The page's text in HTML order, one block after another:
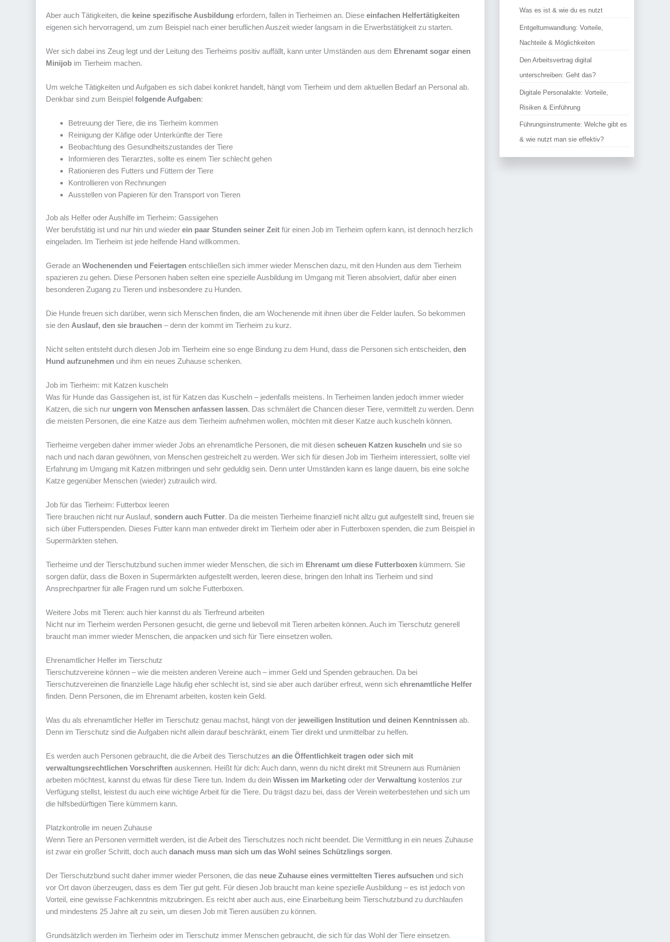
Aber auch Tätigkeiten, die keine spezifische Ausbildung erfordern, fallen in Tierheimen an. Diese einfachen Helfertätigkeiten
eigenen sich hervorragend, um zum Beispiel nach einer beruflichen Auszeit wieder langsam in die Erwerbstätigkeit zu starten.
Wer sich dabei ins Zeug legt und der Leitung des Tierheims positiv auffällt, kann unter Umständen aus dem Ehrenamt sogar einen
Minijob im Tierheim machen.
Um welche Tätigkeiten und Aufgaben es sich dabei konkret handelt, hängt vom Tierheim und dem aktuellen Bedarf an Personal ab.
Denkbar sind zum Beispiel folgende Aufgaben:
Betreuung der Tiere, die ins Tierheim kommen
Reinigung der Käfige oder Unterkünfte der Tiere
Beobachtung des Gesundheitszustandes der Tiere
Informieren des Tierarztes, sollte es einem Tier schlecht gehen
Rationieren des Futters und Füttern der Tiere
Kontrollieren von Rechnungen
Ausstellen von Papieren für den Transport von Tieren
Job als Helfer oder Aushilfe im Tierheim: Gassigehen
Wer berufstätig ist und nur hin und wieder ein paar Stunden seiner Zeit für einen Job im Tierheim opfern kann, ist dennoch herzlich
eingeladen. Im Tierheim ist jede helfende Hand willkommen.
Gerade an Wochenenden und Feiertagen entschließen sich immer wieder Menschen dazu, mit den Hunden aus dem Tierheim
spazieren zu gehen. Diese Personen haben selten eine spezielle Ausbildung im Umgang mit Tieren absolviert, dafür aber einen
besonderen Zugang zu Tieren und insbesondere zu Hunden.
Die Hunde freuen sich darüber, wenn sich Menschen finden, die am Wochenende mit ihnen über die Felder laufen. So bekommen
sie den Auslauf, den sie brauchen – denn der kommt im Tierheim zu kurz.
Nicht selten entsteht durch diesen Job im Tierheim eine so enge Bindung zu dem Hund, dass die Personen sich entscheiden, den
Hund aufzunehmen und ihm ein neues Zuhause schenken.
Job im Tierheim: mit Katzen kuscheln
Was für Hunde das Gassigehen ist, ist für Katzen das Kuscheln – jedenfalls meistens. In Tierheimen landen jedoch immer wieder
Katzen, die sich nur ungern von Menschen anfassen lassen. Das schmälert die Chancen dieser Tiere, vermittelt zu werden. Denn
die meisten Personen, die eine Katze aus dem Tierheim aufnehmen wollen, möchten mit dieser Katze auch kuscheln können.
Tierheime vergeben daher immer wieder Jobs an ehrenamtliche Personen, die mit diesen scheuen Katzen kuscheln und sie so
nach und nach daran gewöhnen, von Menschen gestreichelt zu werden. Wer sich für diesen Job im Tierheim interessiert, sollte viel
Erfahrung im Umgang mit Katzen mitbringen und sehr geduldig sein. Denn unter Umständen kann es lange dauern, bis eine solche
Katze gegenüber Menschen (wieder) zutraulich wird.
Job für das Tierheim: Futterbox leeren
Tiere brauchen nicht nur Auslauf, sondern auch Futter. Da die meisten Tierheime finanziell nicht allzu gut aufgestellt sind, freuen sie
sich über Futterspenden. Dieses Futter kann man entweder direkt im Tierheim oder aber in Futterboxen spenden, die zum Beispiel in
Supermärkten stehen.
Tierheime und der Tierschutzbund suchen immer wieder Menschen, die sich im Ehrenamt um diese Futterboxen kümmern. Sie
sorgen dafür, dass die Boxen in Supermärkten aufgestellt werden, leeren diese, bringen den Inhalt ins Tierheim und sind
Ansprechpartner für alle Fragen rund um solche Futterboxen.
Weitere Jobs mit Tieren: auch hier kannst du als Tierfreund arbeiten
Nicht nur im Tierheim werden Personen gesucht, die gerne und liebevoll mit Tieren arbeiten können. Auch im Tierschutz generell
braucht man immer wieder Menschen, die anpacken und sich für Tiere einsetzen wollen.
Ehrenamtlicher Helfer im Tierschutz
Tierschutzvereine können – wie die meisten anderen Vereine auch – immer Geld und Spenden gebrauchen. Da bei
Tierschutzvereinen die finanzielle Lage häufig eher schlecht ist, sind sie aber auch darüber erfreut, wenn sich ehrenamtliche Helfer
finden. Denn Personen, die im Ehrenamt arbeiten, kosten kein Geld.
Was du als ehrenamtlicher Helfer im Tierschutz genau machst, hängt von der jeweiligen Institution und deinen Kenntnissen ab.
Denn im Tierschutz sind die Aufgaben nicht allein darauf beschränkt, einem Tier direkt und unmittelbar zu helfen.
Es werden auch Personen gebraucht, die die Arbeit des Tierschutzes an die Öffentlichkeit tragen oder sich mit
verwaltungsrechtlichen Vorschriften auskennen. Heißt für dich: Auch dann, wenn du nicht direkt mit Streunern aus Rumänien
arbeiten möchtest, kannst du etwas für diese Tiere tun. Indem du dein Wissen im Marketing oder der Verwaltung kostenlos zur
Verfügung stellst, leistest du auch eine wichtige Arbeit für die Tiere. Du trägst dazu bei, dass der Verein weiterbestehen und sich um
die hilfsbedürftigen Tiere kümmern kann.
Platzkontrolle im neuen Zuhause
Wenn Tiere an Personen vermittelt werden, ist die Arbeit des Tierschutzes noch nicht beendet. Die Vermittlung in ein neues Zuhause
ist zwar ein großer Schritt, doch auch danach muss man sich um das Wohl seines Schützlings sorgen.
Der Tierschutzbund sucht daher immer wieder Personen, die das neue Zuhause eines vermittelten Tieres aufsuchen und sich
vor Ort davon überzeugen, dass es dem Tier gut geht. Für diesen Job braucht man keine spezielle Ausbildung – es ist jedoch von
Vorteil, eine gewisse Fachkenntnis mitzubringen. Es reicht aber auch aus, eine Einarbeitung beim Tierschutzbund zu durchlaufen
und mindestens 25 Jahre alt zu sein, um diesen Job mit Tieren ausüben zu können.
Grundsätzlich werden im Tierheim oder im Tierschutz immer Menschen gebraucht, die sich für das Wohl der Tiere einsetzen.
Was es ist & wie du es nutzt
Entgeltumwandlung: Vorteile,
Nachteile & Möglichkeiten
Den Arbeitsvertrag digital
unterschreiben: Geht das?
Digitale Personalakte: Vorteile,
Risiken & Einführung
Führungsinstrumente: Welche gibt es
& wie nutzt man sie effektiv?